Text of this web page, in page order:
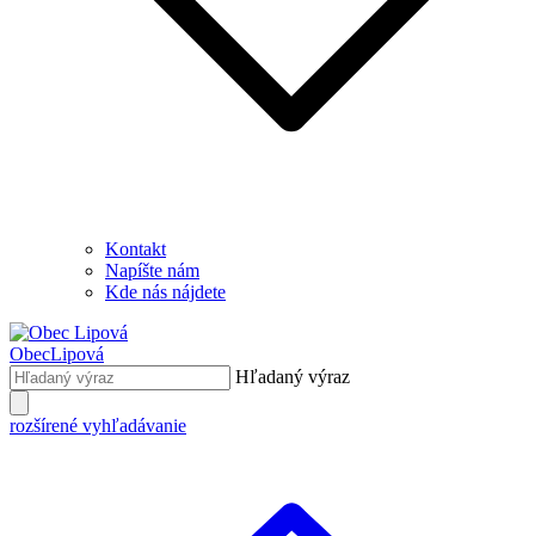
Kontakt
Napíšte nám
Kde nás nájdete
ObecLipová
Hľadaný výraz
rozšírené vyhľadávanie